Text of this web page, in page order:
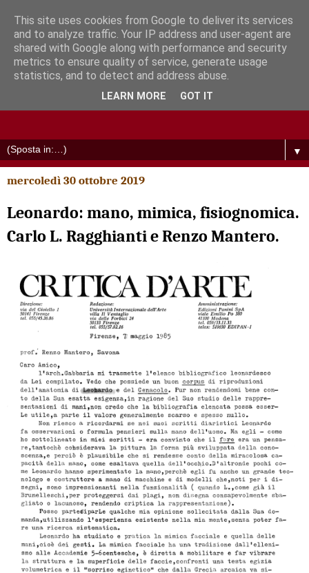
▼
mercoledì 30 ottobre 2019
Leonardo: mano, mimica, fisiognomica.
Carlo L. Ragghianti e Renzo Mantero.
This site uses cookies from Google to deliver its services
and to analyze traffic. Your IP address and user-agent are
shared with Google along with performance and security
metrics to ensure quality of service, generate usage
statistics, and to detect and address abuse.
LEARN MORE GOT IT